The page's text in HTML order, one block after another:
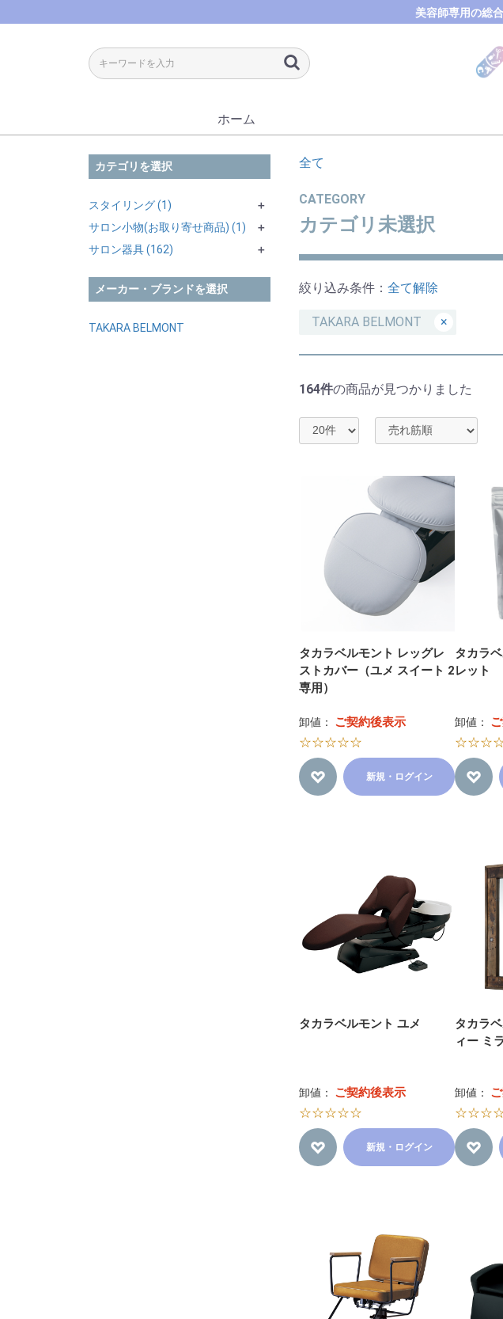
美容師専用の総
ホーム
カテゴリを選択
スタイリング (1)
＋
サロン小物(お取り寄せ商品) (1)
美容機器 (1)
＋
＋
サロン器具 (162)
多機能チェア (16)
＋
メーカー・ブランドを選択
TAKARA BELMONT
全て
CATEGORY
カテゴリ未選択
絞り込み条件： 全て解除
TAKARA BELMONT ×
164件の商品が見つかりました
タカラベルモント レッグレ
ストカバー（ユメ スイート 2
専用）
卸値： ご契約後表示
☆☆☆☆☆
新規・ログイン
タカラ
レット
卸値：
タカラベルモント ユメ
卸値： ご契約後表示
☆☆☆☆☆
新規・ログイン
タカラ
ィー ミ
卸値：